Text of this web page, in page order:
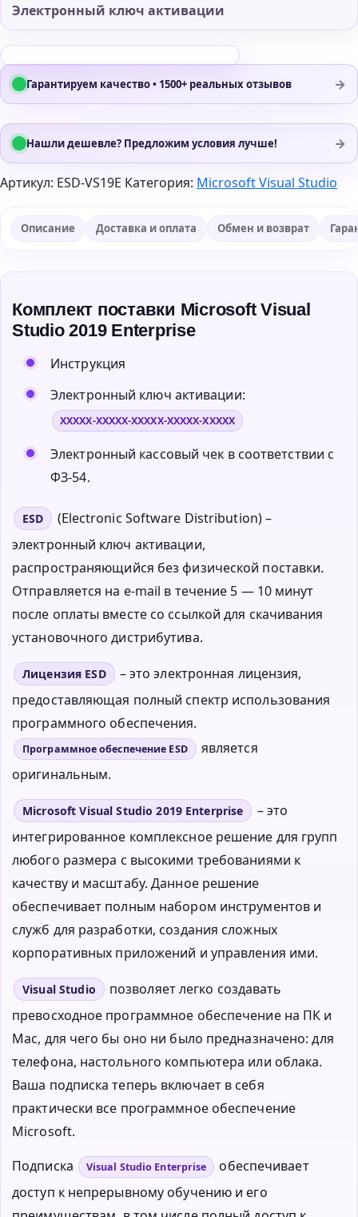
Электронный ключ активации
Гарантируем качество • 1500+ реальных отзывов →
Нашли дешевле? Предложим условия лучше! →
Артикул: ESD-VS19E Категория: Microsoft Visual Studio
Описание Доставка и оплата Обмен и возврат
Комплект поставки Microsoft Visual
Studio 2019 Enterprise
Инструкция
Электронный ключ активации:
XXXXX-XXXXX-XXXXX-XXXXX-XXXXX
Электронный кассовый чек в соответствии с
ФЗ-54.
ESD
(Electronic Software Distribution) –
электронный ключ активации,
распространяющийся без физической поставки.
Отправляется на e-mail в течение 5 — 10 минут
после оплаты вместе со ссылкой для скачивания
установочного дистрибутива.
Лицензия ESD
– это электронная лицензия,
предоставляющая полный спектр использования
программного обеспечения.
Программное обеспечение ESD
является
оригинальным.
Microsoft Visual Studio 2019 Enterprise
– это
интегрированное комплексное решение для групп
любого размера с высокими требованиями к
качеству и масштабу. Данное решение
обеспечивает полным набором инструментов и
служб для разработки, создания сложных
корпоративных приложений и управления ими.
Visual Studio
позволяет легко создавать
превосходное программное обеспечение на ПК и
Mac, для чего бы оно ни было предназначено: для
телефона, настольного компьютера или облака.
Ваша подписка теперь включает в себя
практически все программное обеспечение
Microsoft.
Подписка
Visual Studio Enterprise
обеспечивает
доступ к непрерывному обучению и его